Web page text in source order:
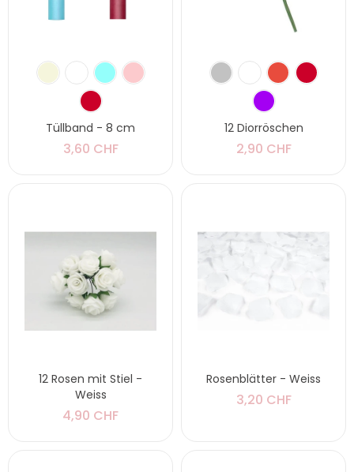
Tüllband - 8 cm
3,60 CHF
12 Diorröschen
2,90 CHF
12 Rosen mit Stiel -
Weiss
4,90 CHF
Rosenblätter - Weiss
3,20 CHF